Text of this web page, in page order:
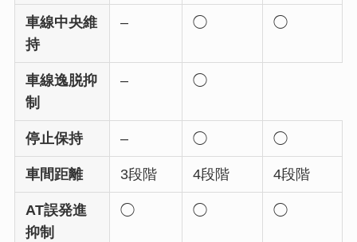
車線中央維
持
– ◯ ◯
車線逸脱抑
制
– ◯
停止保持 – ◯ ◯
車間距離 3段階 4段階 4段階
AT誤発進
抑制
◯ ◯ ◯